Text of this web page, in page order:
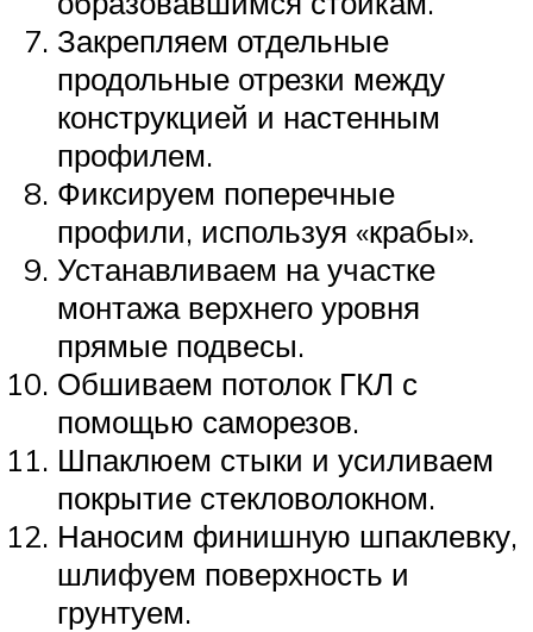
Закрепляем отдельные
продольные отрезки между
конструкцией и настенным
профилем.
Фиксируем поперечные
профили, используя «крабы».
Устанавливаем на участке
монтажа верхнего уровня
прямые подвесы.
Обшиваем потолок ГКЛ с
помощью саморезов.
Шпаклюем стыки и усиливаем
покрытие стекловолокном.
Наносим финишную шпаклевку,
шлифуем поверхность и
грунтуем.